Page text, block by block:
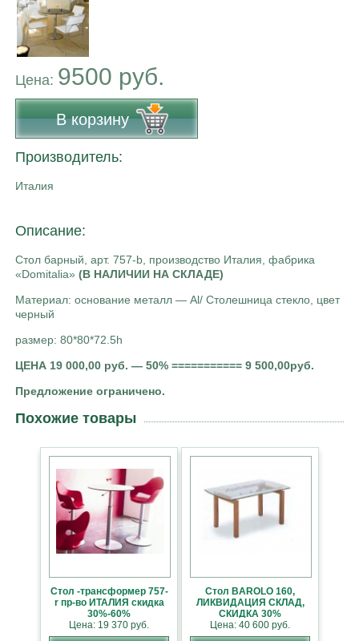
Цена: 9500 руб.
В корзину
Производитель:
Италия
Описание:
Стол барный, арт. 757-b, производство Италия, фабрика
«Domitalia» (В НАЛИЧИИ НА СКЛАДЕ)
Материал: основание металл — Al/ Столешница стекло, цвет
черный
размер: 80*80*72.5h
ЦЕНА 19 000,00 руб. — 50% =========== 9 500,00руб.
Предложение ограничено.
Похожие товары
Стол -трансформер 757-
r пр-во ИТАЛИЯ скидка
30%-60%
Цена: 19 370 руб.
Стол BAROLO 160,
ЛИКВИДАЦИЯ СКЛАД,
СКИДКА 30%
Цена: 40 600 руб.